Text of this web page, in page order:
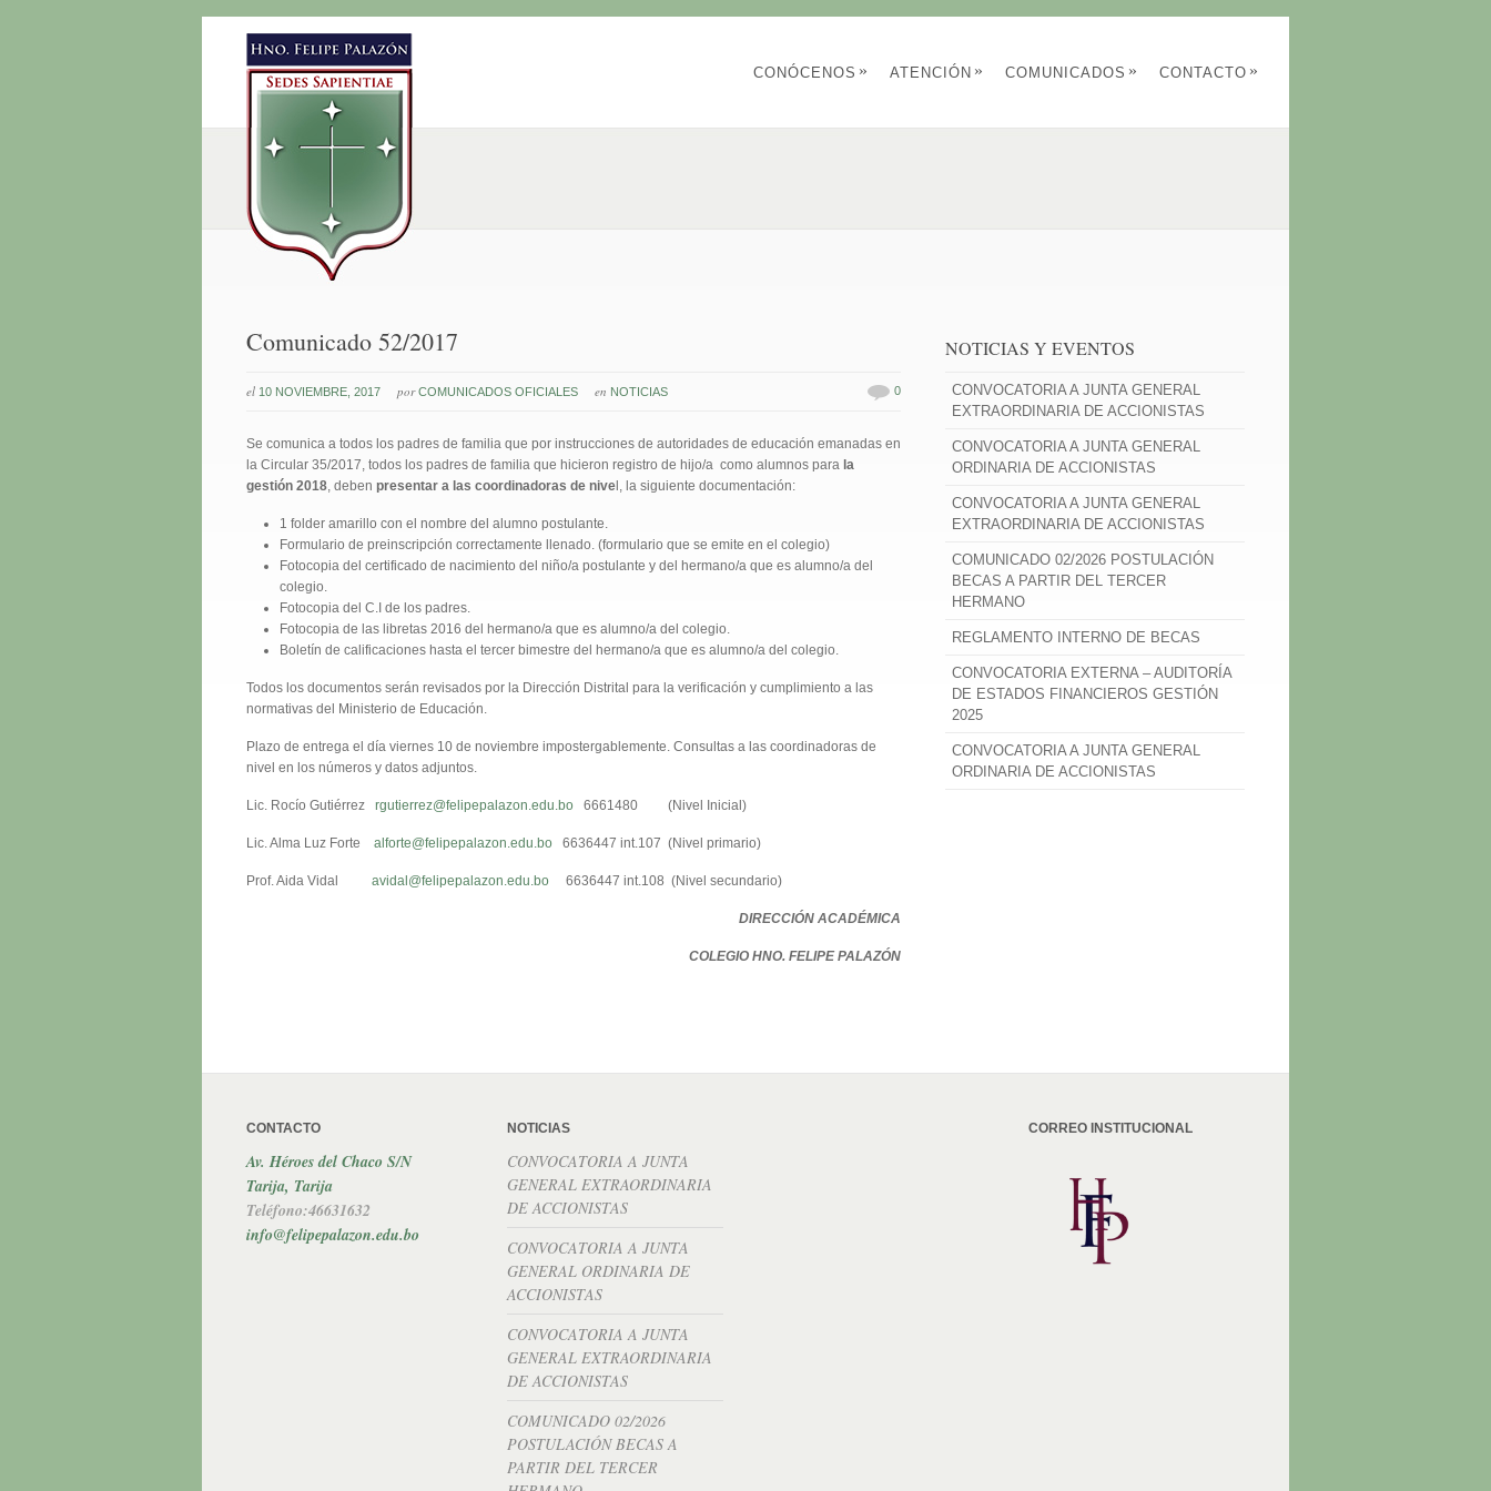
CONÓCENOS » ATENCIÓN » COMUNICADOS » CONTACTO »
Comunicado 52/2017
el 10 NOVIEMBRE, 2017 por COMUNICADOS OFICIALES en NOTICIAS 0
Se comunica a todos los padres de familia que por instrucciones de autoridades de educación emanadas en
la Circular 35/2017, todos los padres de familia que hicieron registro de hijo/a como alumnos para la
gestión 2018, deben presentar a las coordinadoras de nive l, la siguiente documentación:
1 folder amarillo con el nombre del alumno postulante.
Formulario de preinscripción correctamente llenado. (formulario que se emite en el colegio)
Fotocopia del certificado de nacimiento del niño/a postulante y del hermano/a que es alumno/a del
colegio.
Fotocopia del C.I de los padres.
Fotocopia de las libretas 2016 del hermano/a que es alumno/a del colegio.
Boletín de calificaciones hasta el tercer bimestre del hermano/a que es alumno/a del colegio.
Todos los documentos serán revisados por la Dirección Distrital para la verificación y cumplimiento a las
normativas del Ministerio de Educación.
Plazo de entrega el día viernes 10 de noviembre impostergablemente. Consultas a las coordinadoras de
nivel en los números y datos adjuntos.
Lic. Rocío Gutiérrez rgutierrez@felipepalazon.edu.bo 6661480 (Nivel Inicial)
Lic. Alma Luz Forte alforte@felipepalazon.edu.bo 6636447 int.107 (Nivel primario)
Prof. Aida Vidal avidal@felipepalazon.edu.bo 6636447 int.108 (Nivel secundario)
DIRECCIÓN ACADÉMICA
COLEGIO HNO. FELIPEPALAZÓN
NOTICIAS Y EVENTOS
CONVOCATORIA A JUNTA GENERAL
EXTRAORDINARIA DE ACCIONISTAS
CONVOCATORIA A JUNTA GENERAL
ORDINARIA DE ACCIONISTAS
CONVOCATORIA A JUNTA GENERAL
EXTRAORDINARIA DE ACCIONISTAS
COMUNICADO 02/2026 POSTULACIÓN
BECAS A PARTIR DEL TERCER
HERMANO
REGLAMENTO INTERNO DE BECAS
CONVOCATORIA EXTERNA – AUDITORÍA
DE ESTADOS FINANCIEROS GESTIÓN
2025
CONVOCATORIA A JUNTA GENERAL
ORDINARIA DE ACCIONISTAS
CONTACTO
Av. Héroes del Chaco S/N
Tarija, Tarija
Teléfono:46631632
info@felipepalazon.edu.bo
NOTICIAS
CONVOCATORIA A JUNTA
GENERAL EXTRAORDINARIA
DE ACCIONISTAS
CONVOCATORIA A JUNTA
GENERAL ORDINARIA DE
ACCIONISTAS
CONVOCATORIA A JUNTA
GENERAL EXTRAORDINARIA
DE ACCIONISTAS
COMUNICADO 02/2026
POSTULACIÓN BECAS A
PARTIR DEL TERCER
CORREO INSTITUCIONAL